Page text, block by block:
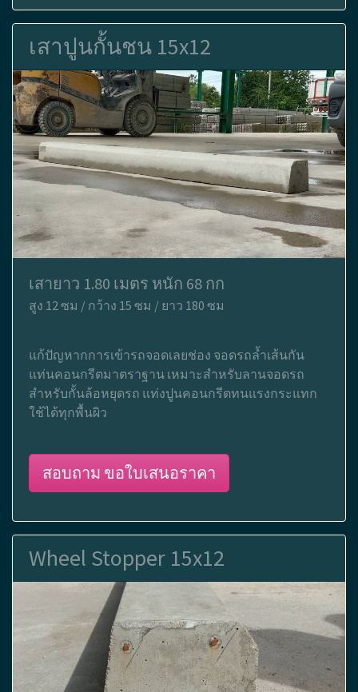
เสาปูนกั้นชน 15x12
เสายาว 1.80 เมตร หนัก 68 กก
สูง 12 ซม / กว้าง 15 ซม / ยาว 180 ซม
แก้ปัญหากการเข้ารถจอดเลยช่อง จอดรถล้ำเส้นกัน
แท่นคอนกรีตมาตราฐาน เหมาะสำหรับลานจอดรถ
สำหรับกั้นล้อหยุดรถ แท่งปูนคอนกรีตทนแรงกระแทก
ใช้ได้ทุกพื้นผิว
สอบถาม ขอใบเสนอราคา
Wheel Stopper 15x12